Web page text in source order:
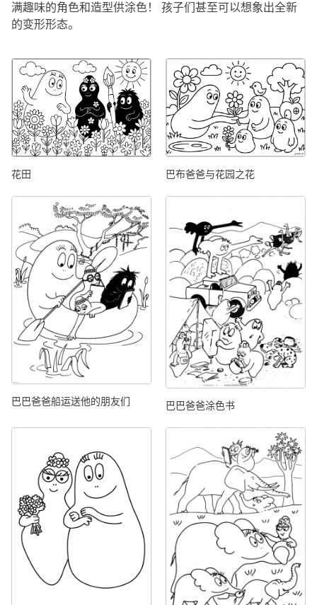
满趣味的角色和造型供涂色！ 孩子们甚至可以想象出全新
的变形形态。
花田 巴布爸爸与花园之花
巴巴爸爸船运送他的朋友们 巴巴爸爸涂色书